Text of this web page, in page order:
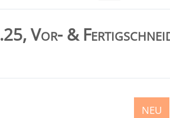
Vor- &
NEU